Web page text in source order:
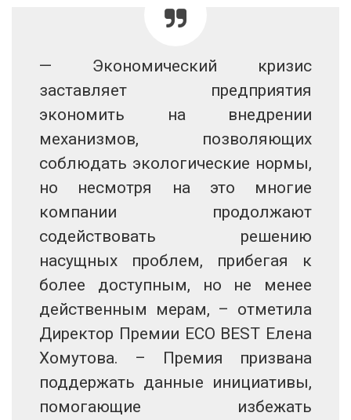
— Экономический кризис
заставляет предприятия
экономить на внедрении
механизмов, позволяющих
соблюдать экологические нормы,
но несмотря на это многие
компании продолжают
содействовать решению
насущных проблем, прибегая к
более доступным, но не менее
действенным мерам, – отметила
Директор Премии ECO BEST Елена
Хомутова. – Премия призвана
поддержать данные инициативы,
помогающие избежать